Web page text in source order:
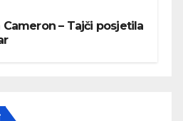
Cameron – Tajči posjetila